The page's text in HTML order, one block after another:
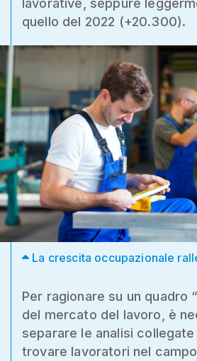
lavorative, seppure
quello del 2022 (+20.300).
La crescita occupazionale
Per ragionare su un quadro
del mercato del lavoro, è
separare le analisi
trovare lavoratori nel